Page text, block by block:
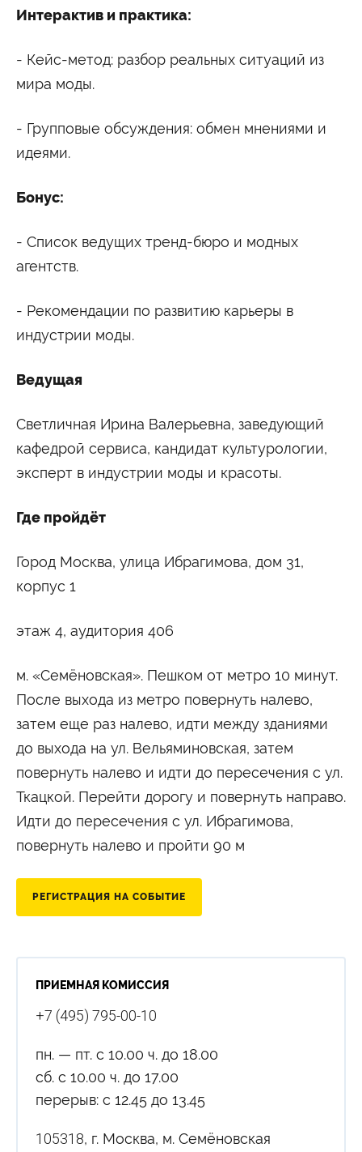
Интерактив и практика:
- Кейс-метод: разбор реальных ситуаций из
мира моды.
- Групповые обсуждения: обмен мнениями и
идеями.
Бонус:
- Список ведущих тренд-бюро и модных
агентств.
- Рекомендации по развитию карьеры в
индустрии моды.
Ведущая
Светличная Ирина Валерьевна, заведующий
кафедрой сервиса, кандидат культурологии,
эксперт в индустрии моды и красоты.
Где пройдёт
Город Москва, улица Ибрагимова, дом 31,
корпус 1
этаж 4, аудитория 406
м. «Семёновская». Пешком от метро 10 минут.
После выхода из метро повернуть налево,
затем еще раз налево, идти между зданиями
до выхода на ул. Вельяминовская, затем
повернуть налево и идти до пересечения с ул.
Ткацкой. Перейти дорогу и повернуть направо.
Идти до пересечения с ул. Ибрагимова,
повернуть налево и пройти 90 м
РЕГИСТРАЦИЯ НА СОБЫТИЕ
ПРИЕМНАЯ КОМИССИЯ
+7 (495) 795-00-10
пн. — пт. с 10.00 ч. до 18.00
сб. с 10.00 ч. до 17.00
перерыв: с 12.45 до 13.45
105318, г. Москва, м. Семёновская